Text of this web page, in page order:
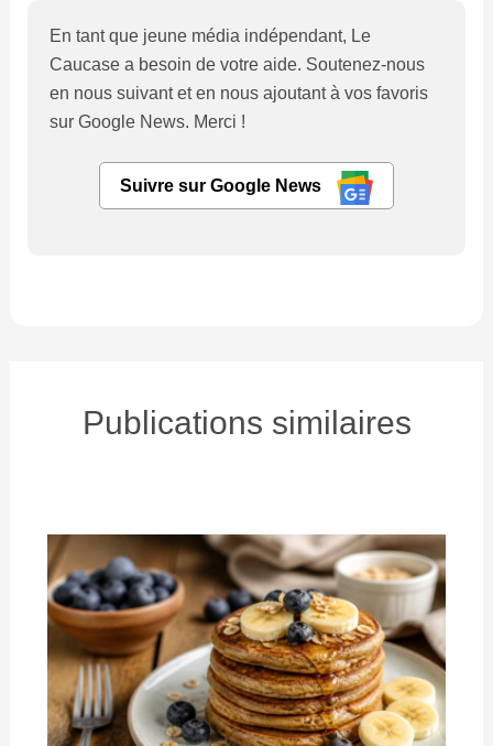
En tant que jeune média indépendant, Le
Caucase a besoin de votre aide. Soutenez-nous
en nous suivant et en nous ajoutant à vos favoris
sur Google News. Merci !
Suivre sur Google News
Publications similaires